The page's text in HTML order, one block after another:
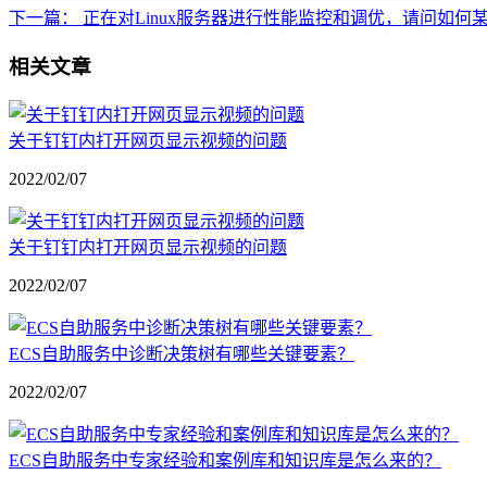
下一篇：
正在对Linux服务器进行性能监控和调优，请问如何
相关文章
关于钉钉内打开网页显示视频的问题
2022/02/07
关于钉钉内打开网页显示视频的问题
2022/02/07
ECS自助服务中诊断决策树有哪些关键要素？
2022/02/07
ECS自助服务中专家经验和案例库和知识库是怎么来的？